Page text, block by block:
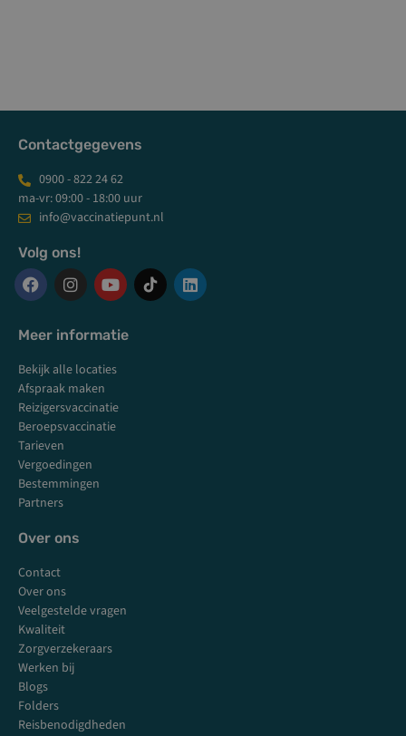
Contactgegevens
0900 - 822 24 62
ma-vr: 09:00 - 18:00 uur
info@vaccinatiepunt.nl
Volg ons!
F
c
e
b
o
o
k
I
s
t
a
g
r
a
m
Y
u
t
b
L
Meer informatie
Bekijk alle locaties
Afspraak maken
Reizigersvaccinatie
Beroepsvaccinatie
Tarieven
Vergoedingen
Bestemmingen
Partners
Over ons
Contact
Over ons
Veelgestelde vragen
Kwaliteit
Zorgverzekeraars
Werken bij
Blogs
Folders
Reisbenodigdheden